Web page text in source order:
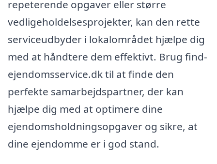
repeterende opgaver eller større
vedligeholdelsesprojekter, kan den rette
serviceudbyder i lokalområdet hjælpe dig
med at håndtere dem effektivt. Brug find-
ejendomsservice.dk til at finde den
perfekte samarbejdspartner, der kan
hjælpe dig med at optimere dine
ejendomsholdningsopgaver og sikre, at
dine ejendomme er i god stand.